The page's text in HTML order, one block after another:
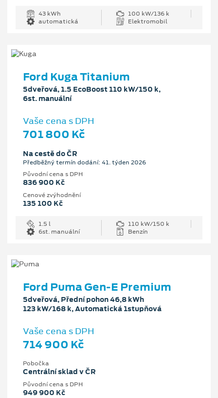
43 kWh
100 kW/136 k
automatická
Elektromobil
Ford Kuga Titanium
5dveřová, 1.5 EcoBoost 110 kW/150 k,
6st. manuální
Vaše cena s DPH
701 800 Kč
Na cestě do ČR
Předběžný termín dodání: 41. týden 2026
Původní cena s DPH
836 900 Kč
Cenové zvýhodnění
135 100 Kč
1.5 l
110 kW/150 k
6st. manuální
Benzín
Ford Puma Gen-E Premium
5dveřová, Přední pohon 46,8 kWh
123 kW/168 k, Automatická 1stupňová
Vaše cena s DPH
714 900 Kč
Pobočka
Centrální sklad v ČR
Původní cena s DPH
949 900 Kč